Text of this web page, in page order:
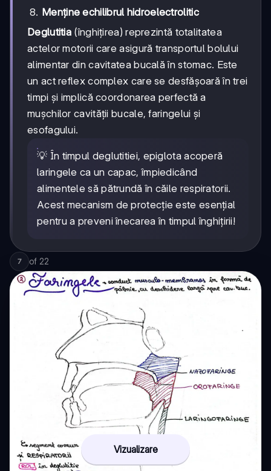
Menține echilibrul hidroelectrolitic
Deglutitia (înghițirea) reprezintă totalitatea
actelor motorii care asigură transportul bolului
alimentar din cavitatea bucală în stomac. Este
un act reflex complex care se desfășoară în trei
timpi și implică coordonarea perfectă a
mușchilor cavității bucale, faringelui și
esofagului.
💡 În timpul deglutitiei, epiglota acoperă
laringele ca un capac, împiedicând
alimentele să pătrundă în căile respiratorii.
Acest mecanism de protecție este esențial
pentru a preveni înecarea în timpul înghițirii!
7 of 22
Vizualizare